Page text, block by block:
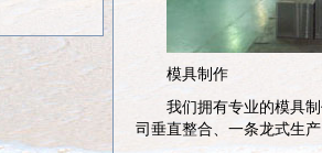
模具制作
我们拥有专业的模具
司垂直整合、一条龙式生产